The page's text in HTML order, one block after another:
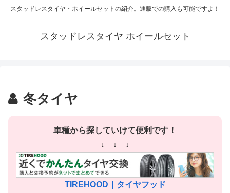
スタッドレスタイヤ・ホイールセットの紹介。通販での購入も可能ですよ！
スタッドレスタイヤ ホイールセット
冬タイヤ
車種から探していけて便利です！
↓ ↓ ↓
TIREHOOD｜タイヤフッド